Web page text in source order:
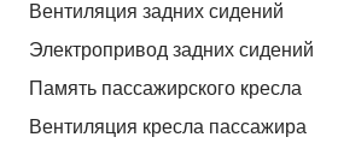
Вентиляция задних сидений
Электропривод задних сидений
Память пассажирского кресла
Вентиляция кресла пассажира